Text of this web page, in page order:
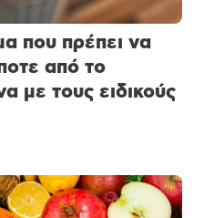
που πρέπει να
από το
με τους ειδικούς